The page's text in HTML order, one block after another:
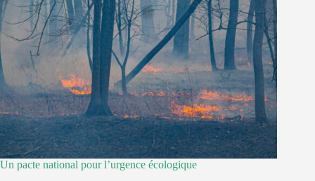
Un pacte national pour l’urgence écologique